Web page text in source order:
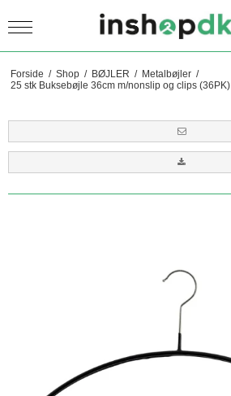
Forside / Shop / BØJLER / Metalbøjler /
25 stk Buksebøjle 36cm m/nonslip og clips (36PK)